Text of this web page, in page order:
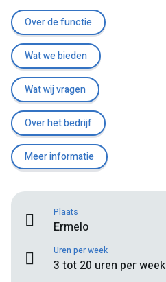
Over de functie
Wat we bieden
Wat wij vragen
Over het bedrijf
Meer informatie
Plaats
Ermelo
Uren per week
3 tot 20 uren per week